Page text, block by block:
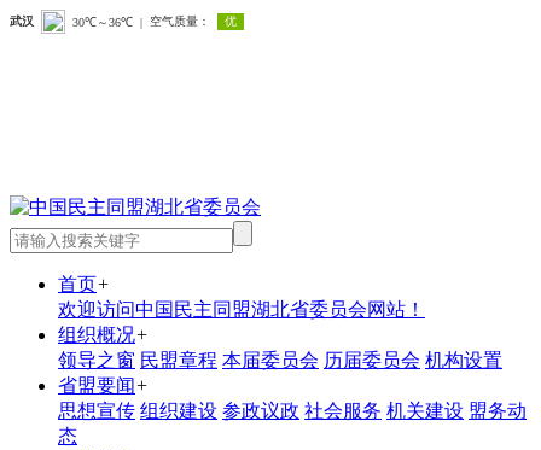
首页+
欢迎访问中国民主同盟湖北省委员会网站！
组织概况+
领导之窗 民盟章程 本届委员会 历届委员会 机构设置
省盟要闻+
思想宣传 组织建设 参政议政 社会服务 机关建设 盟务动
态